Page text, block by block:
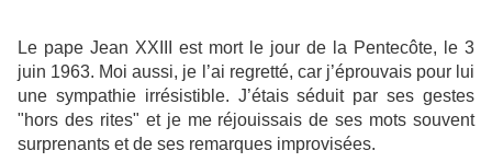
Le pape Jean XXIII est mort le jour de la Pentecôte, le 3
juin 1963. Moi aussi, je l’ai regretté, car j’éprouvais pour lui
une sympathie irrésistible. J’étais séduit par ses gestes
"hors des rites" et je me réjouissais de ses mots souvent
surprenants et de ses remarques improvisées.